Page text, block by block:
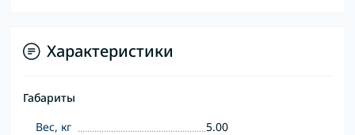
Характеристики
Габариты
Вес, кг
5.00